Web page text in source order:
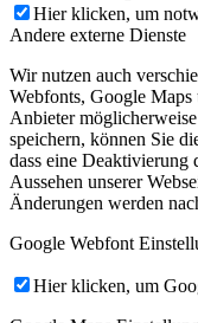
Hier klicken, um
Andere externe Dienste
Wir nutzen auch
Webfonts, Google Maps
Anbieter
speichern, können Sie
dass eine Deaktivierung
Aussehen unserer
Änderungen werden
Google Webfont
Hier klicken, um